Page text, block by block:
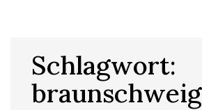
Schlagwort:
braunschweig